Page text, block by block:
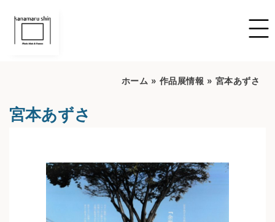
ホーム » 作品展情報 » 宮本あずさ
宮本あずさ